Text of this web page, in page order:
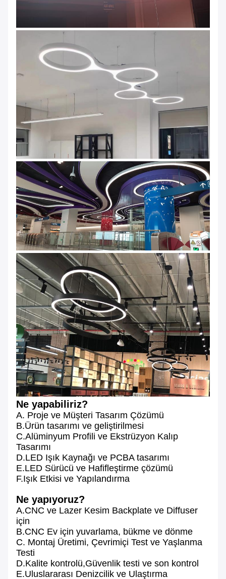
Ne yapabiliriz?
A. Proje ve Müşteri Tasarım Çözümü
B.Ürün tasarımı ve geliştirilmesi
C.Alüminyum Profili ve Ekstrüzyon Kalıp
Tasarımı
D.LED Işık Kaynağı ve PCBA tasarımı
E.LED Sürücü ve Hafifleştirme çözümü
F.Işık Etkisi ve Yapılandırma
Ne yapıyoruz?
A.CNC ve Lazer Kesim Backplate ve Diffuser
için
B.CNC Ev için yuvarlama, bükme ve dönme
C. Montaj Üretimi, Çevrimiçi Test ve Yaşlanma
Testi
D.Kalite kontrolü,Güvenlik testi ve son kontrol
E.Uluslararası Denizcilik ve Ulaştırma